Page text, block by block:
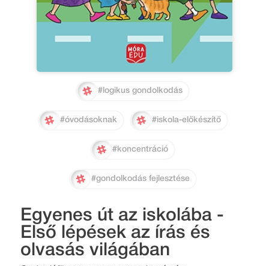
#logikus gondolkodás
#óvodásoknak #iskola-előkészítő
#koncentráció
#gondolkodás fejlesztése
Egyenes út az iskolába -
Első lépések az írás és
olvasás világában